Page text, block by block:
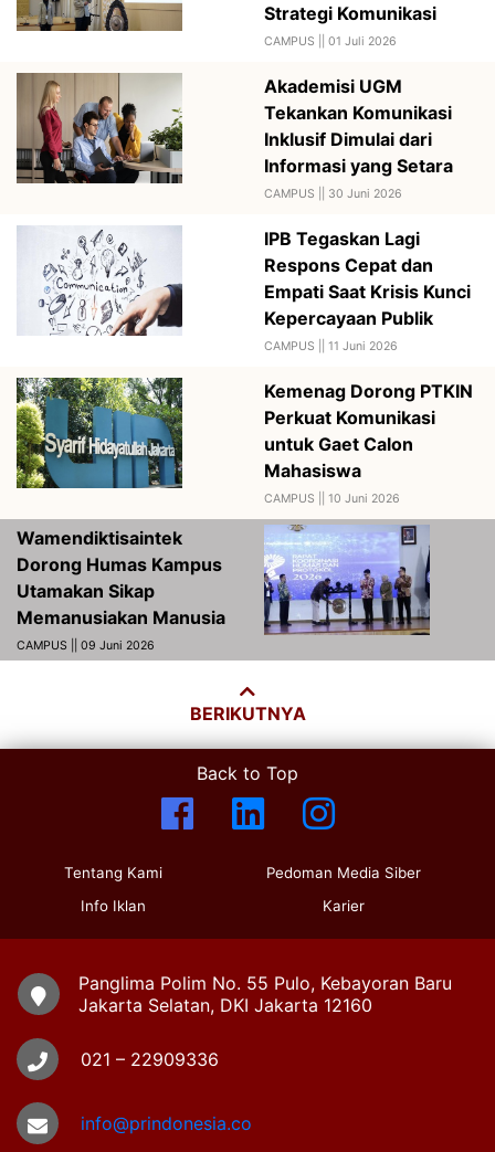
Strategi Komunikasi
CAMPUS || 01 Juli 2026
Akademisi UGM
Tekankan Komunikasi
Inklusif Dimulai dari
Informasi yang Setara
CAMPUS || 30 Juni 2026
IPB Tegaskan Lagi
Respons Cepat dan
Empati Saat Krisis Kunci
Kepercayaan Publik
CAMPUS || 11 Juni 2026
Kemenag Dorong PTKIN
Perkuat Komunikasi
untuk Gaet Calon
Mahasiswa
CAMPUS || 10 Juni 2026
Wamendiktisaintek
Dorong Humas Kampus
Utamakan Sikap
Memanusiakan Manusia
CAMPUS || 09 Juni 2026
BERIKUTNYA
Back to Top
Tentang Kami
Info Iklan
Pedoman Media Siber
Karier
Panglima Polim No. 55 Pulo, Kebayoran Baru
Jakarta Selatan, DKI Jakarta 12160
021 – 22909336
info@prindonesia.co